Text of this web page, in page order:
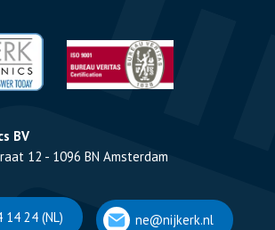
BV
12 - 1096 BN Amsterdam
14 24 (NL) ne@nijkerk.nl